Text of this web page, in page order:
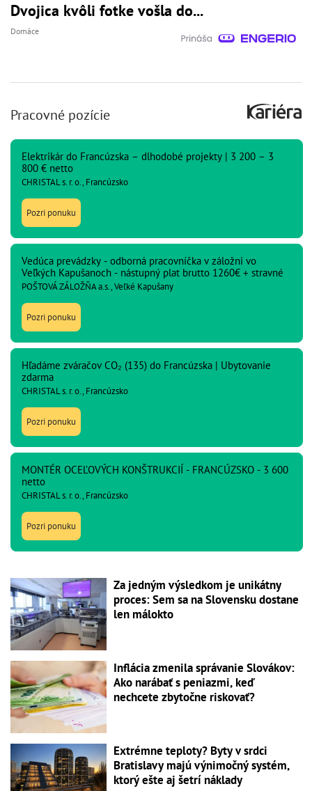
Dvojica kvôli fotke vošla do...
Domáce
Pracovné pozície
Elektrikár do Francúzska – dlhodobé projekty | 3 200 – 3
800 € netto
CHRISTAL s. r. o., Francúzsko
Pozri ponuku
Vedúca prevádzky - odborná pracovníčka v záložni vo
Veľkých Kapušanoch - nástupný plat brutto 1260€ + stravné
POŠTOVÁ ZÁLOŽŇA a.s., Veľké Kapušany
Pozri ponuku
Hľadáme zváračov CO₂ (135) do Francúzska | Ubytovanie
zdarma
CHRISTAL s. r. o., Francúzsko
Pozri ponuku
MONTÉR OCEĽOVÝCH KONŠTRUKCIÍ - FRANCÚZSKO - 3 600
netto
CHRISTAL s. r. o., Francúzsko
Pozri ponuku
Za jedným výsledkom je unikátny
proces: Sem sa na Slovensku dostane
len málokto
Inflácia zmenila správanie Slovákov:
Ako narábať s peniazmi, keď
nechcete zbytočne riskovať?
Extrémne teploty? Byty v srdci
Bratislavy majú výnimočný systém,
ktorý ešte aj šetrí náklady